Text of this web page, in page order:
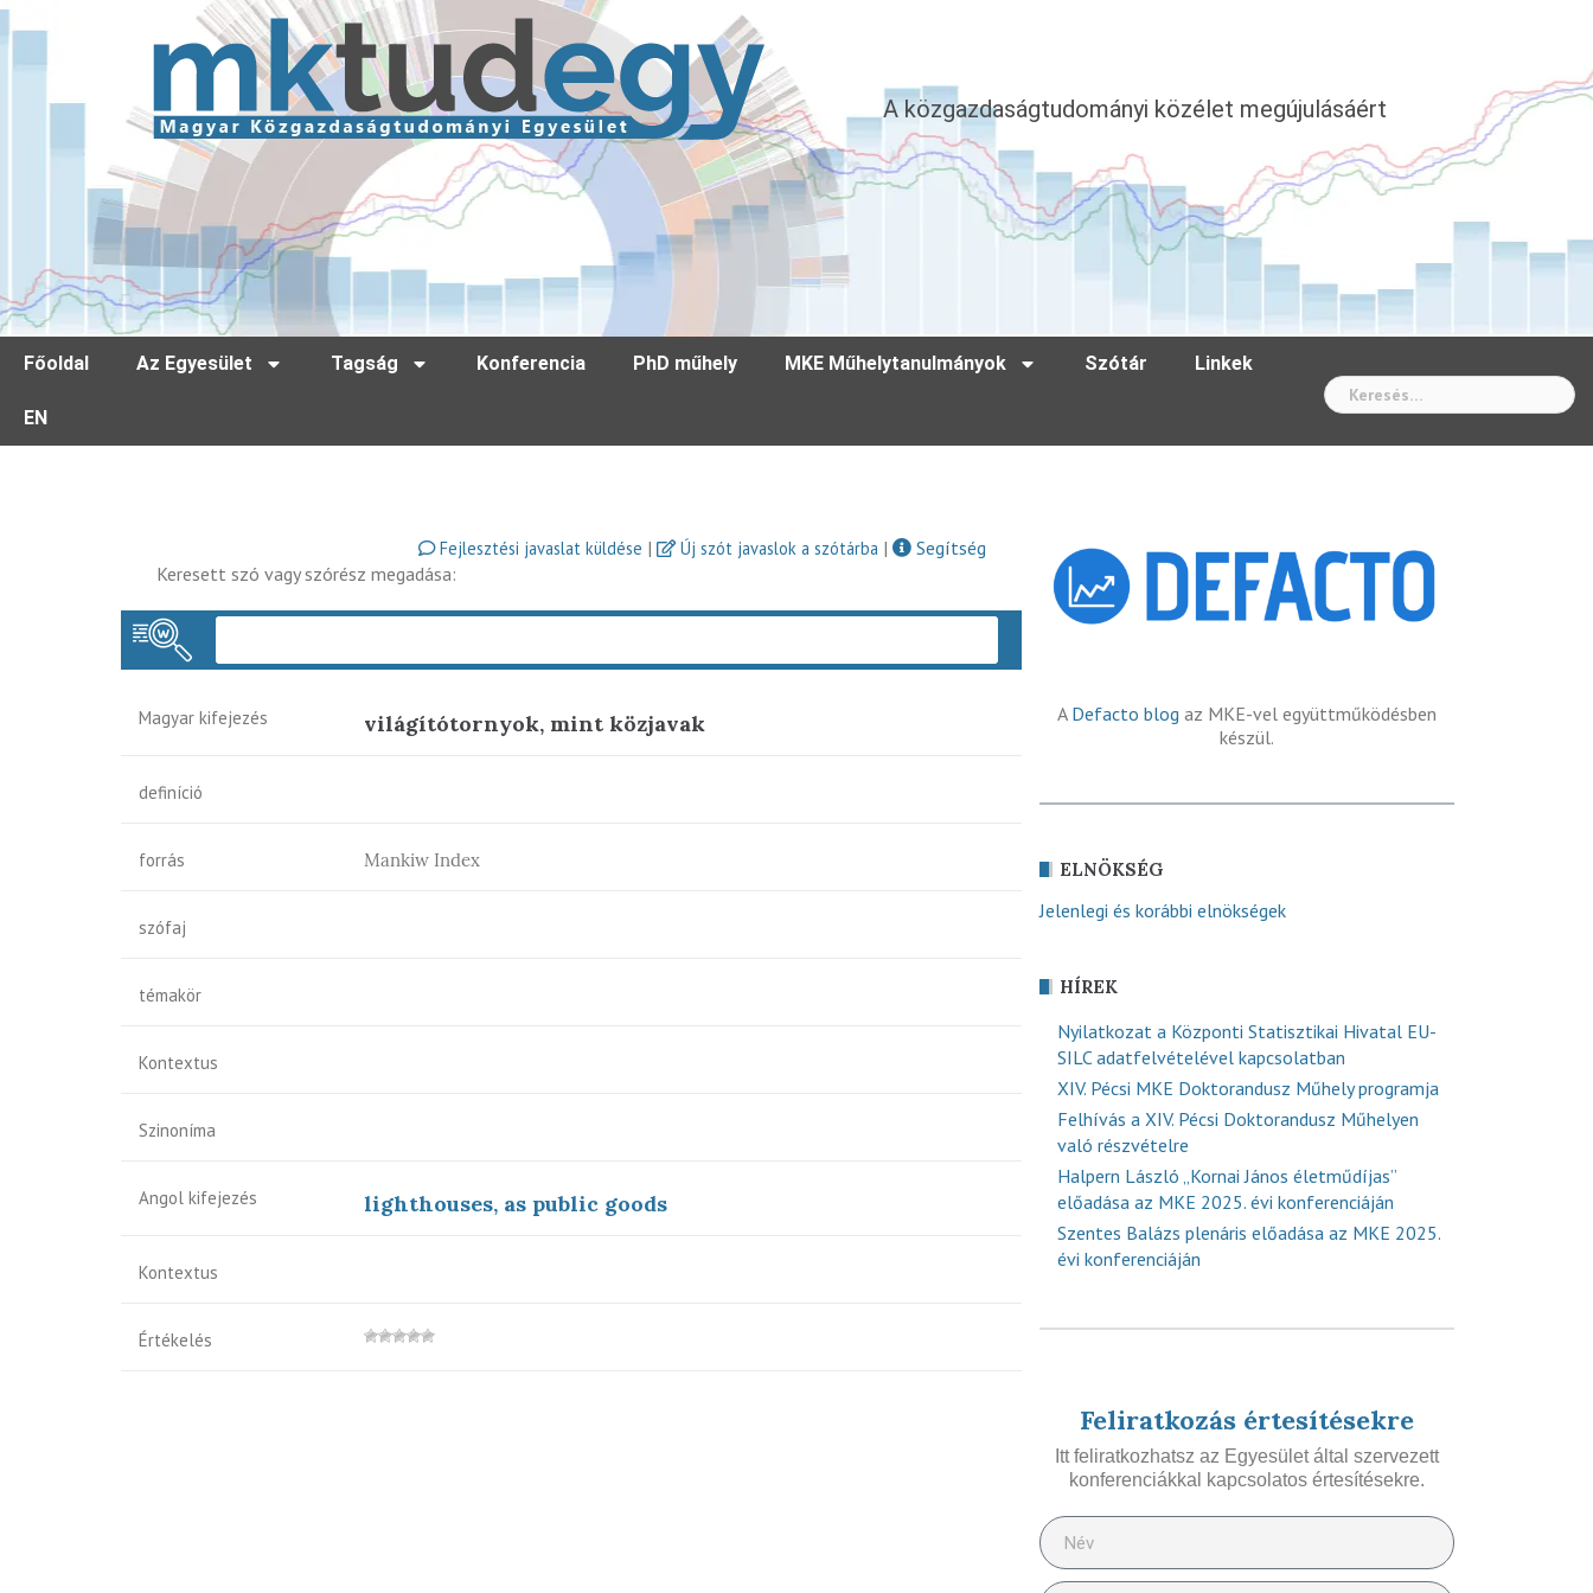
A közgazdaságtudományi közélet megújulásáért
Főoldal Az Egyesület Tagság Konferencia PhD műhely MKE Műhelytanulmányok Szótár Linkek
EN
Fejlesztési javaslat küldése | Új szót javaslok a szótárba |
Segítség
Keresett szó vagy szórész megadása:
Magyar kifejezés világítótornyok, mint közjavak
definíció
forrás Mankiw Index
szófaj
témakör
Kontextus
Szinoníma
Angol kifejezés lighthouses, as public goods
Kontextus
Értékelés
A Defacto blog az MKE-vel együttműködésben
készül.
ELNÖKSÉG
Jelenlegi és korábbi elnökségek
HÍREK
Nyilatkozat a Központi Statisztikai Hivatal EU-
SILC adatfelvételével kapcsolatban
XIV. Pécsi MKE Doktorandusz Műhely programja
Felhívás a XIV. Pécsi Doktorandusz Műhelyen
való részvételre
Halpern László „Kornai János életműdíjas”
előadása az MKE 2025. évi konferenciáján
Szentes Balázs plenáris előadása az MKE 2025.
évi konferenciáján
Feliratkozás értesítésekre
Itt feliratkozhatsz az Egyesület által szervezett
konferenciákkal kapcsolatos értesítésekre.